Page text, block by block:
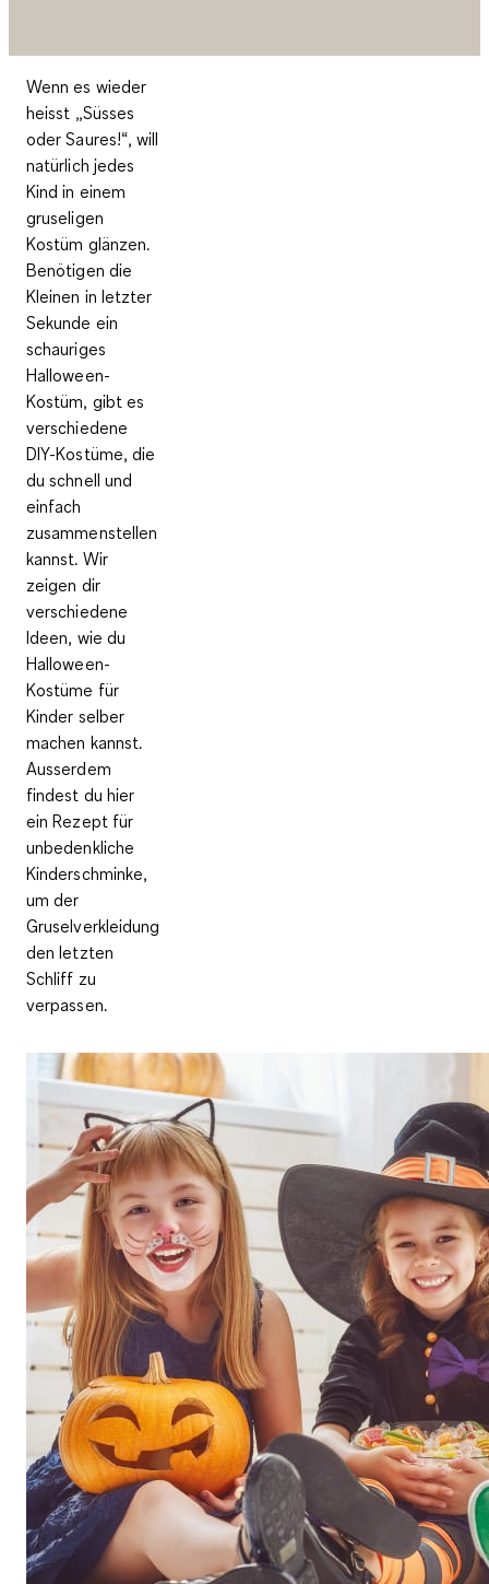
Wenn es wieder
heisst „Süsses
oder Saures!“, will
natürlich jedes
Kind in einem
gruseligen
Kostüm glänzen.
Benötigen die
Kleinen in letzter
Sekunde ein
schauriges
Halloween-
Kostüm, gibt es
verschiedene
DIY-Kostüme, die
du schnell und
einfach
zusammenstellen
kannst. Wir
zeigen dir
verschiedene
Ideen, wie du
Halloween-
Kostüme für
Kinder selber
machen kannst.
Ausserdem
findest du hier
ein Rezept für
unbedenkliche
Kinderschminke,
um der
Gruselverkleidung
den letzten
Schliff zu
verpassen.